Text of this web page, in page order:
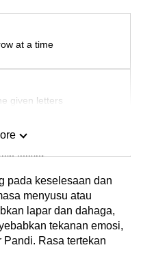
at a time
given letters
teaser
pada keselesaan dan
menyusu atau
lapar dan dahaga,
tekanan emosi,
Rasa tertekan